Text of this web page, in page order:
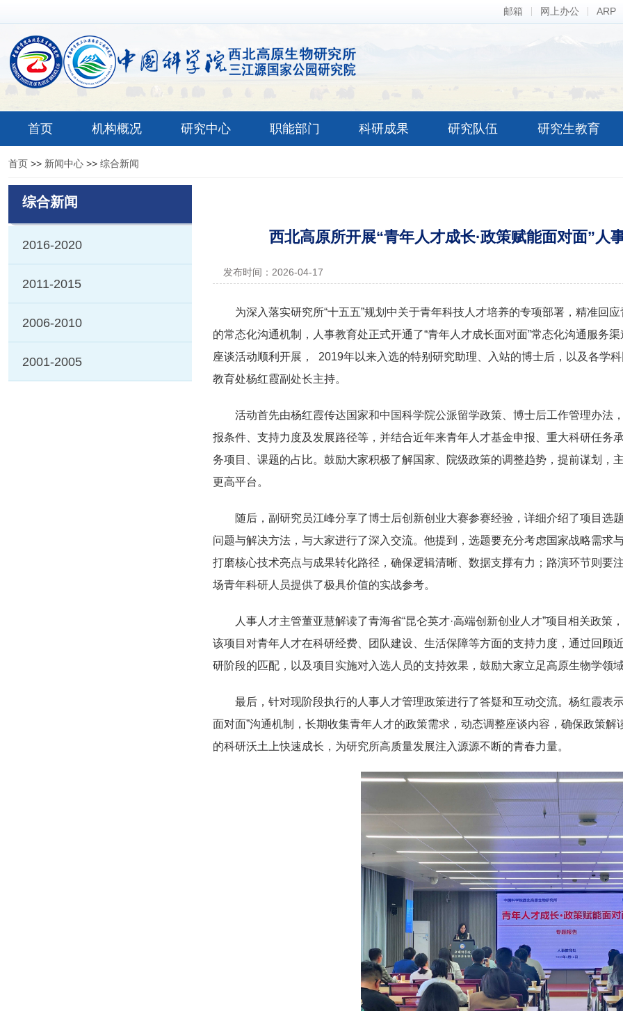
邮箱 网上办公 ARP
首页 机构概况 研究中心 职能部门 科研成果 研究队伍 研究生教育
首页 >> 新闻中心 >> 综合新闻
综合新闻
2016-2020
2011-2015
2006-2010
2001-2005
西北高原所开展“青年人才成长·政策赋能面对面”人
发布时间：2026-04-17
为深入落实研究所“十五五”规划中关于青年科技人才培养的专项部署，精准回
的常态化沟通机制，人事教育处正式开通了“青年人才成长面对面”常态化沟通服务
座谈活动顺利开展， 2019年以来入选的特别研究助理、入站的博士后，以及各学
教育处杨红霞副处长主持。
活动首先由杨红霞传达国家和中国科学院公派留学政策、博士后工作管理办法
报条件、支持力度及发展路径等，并结合近年来青年人才基金申报、重大科研任务
务项目、课题的占比。鼓励大家积极了解国家、院级政策的调整趋势，提前谋划，
更高平台。
随后，副研究员江峰分享了博士后创新创业大赛参赛经验，详细介绍了项目
问题与解决方法，与大家进行了深入交流。他提到，选题要充分考虑国家战略需
打磨核心技术亮点与成果转化路径，确保逻辑清晰、数据支撑有力；路演环节则要
场青年科研人员提供了极具价值的实战参考。
人事人才主管董亚慧解读了青海省“昆仑英才·高端创新创业人才”项目相关政
该项目对青年人才在科研经费、团队建设、生活保障等方面的支持力度，通过回顾
研阶段的匹配，以及项目实施对入选人员的支持效果，鼓励大家立足高原生物学领
最后，针对现阶段执行的人事人才管理政策进行了答疑和互动交流。杨红霞表
面对面”沟通机制，长期收集青年人才的政策需求，动态调整座谈内容，确保政策
的科研沃土上快速成长，为研究所高质量发展注入源源不断的青春力量。